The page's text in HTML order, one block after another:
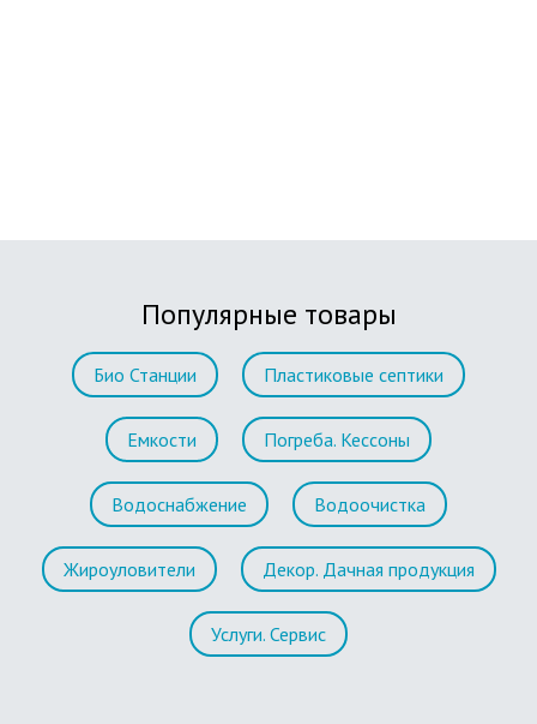
Популярные товары
Био Станции Пластиковые септики
Емкости Погреба. Кессоны
Водоснабжение Водоочистка
Жироуловители Декор. Дачная продукция
Услуги. Сервис